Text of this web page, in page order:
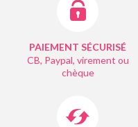
PAIEMENT SÉCURISÉ
CB, Paypal, virement ou
chèque